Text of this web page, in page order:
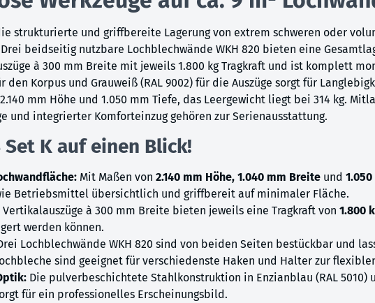
strukturierte und griffbereite Lagerung von extrem schweren oder
beidseitig nutzbare Lochblechwände WKH 820 bieten eine
à 300 mm Breite mit jeweils 1.800 kg Tragkraft und ist komplett
den Korpus und Grauweiß (RAL 9002) für die Auszüge sorgt für
mm Höhe und 1.050 mm Tiefe, das Leergewicht liegt bei 314 kg.
und integrierter Komforteinzug gehören zur Serienausstattung.
K auf einen Blick!
Mit Maßen von 2.140 mm Höhe, 1.040 mm Breite und
Betriebsmittel übersichtlich und griffbereit auf minimaler Fläche.
à 300 mm Breite bieten jeweils eine Tragkraft von 1.800
werden können.
Lochblechwände WKH 820 sind von beiden Seiten bestückbar und
sind geeignet für verschiedenste Haken und Halter zur
Die pulverbeschichtete Stahlkonstruktion in Enzianblau (RAL 5010)
für ein professionelles Erscheinungsbild.